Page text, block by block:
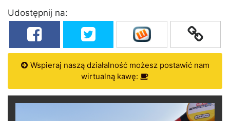
Udostępnij na:
Wspieraj naszą działalność możesz postawić nam
wirtualną kawę: